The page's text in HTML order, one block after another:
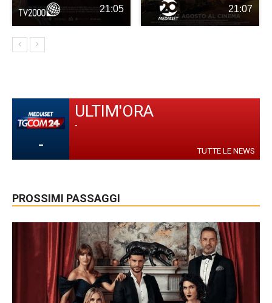
21:05 21:07
-
ULTIM'ORA
-
TUTTE LE NEWS
PROSSIMI PASSAGGI